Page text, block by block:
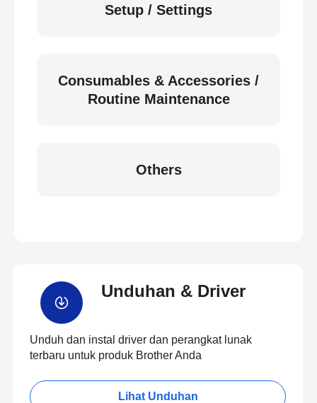
Setup / Settings
Consumables & Accessories /
Routine Maintenance
Others
Unduhan & Driver
Unduh dan instal driver dan perangkat lunak
terbaru untuk produk Brother Anda
Lihat Unduhan